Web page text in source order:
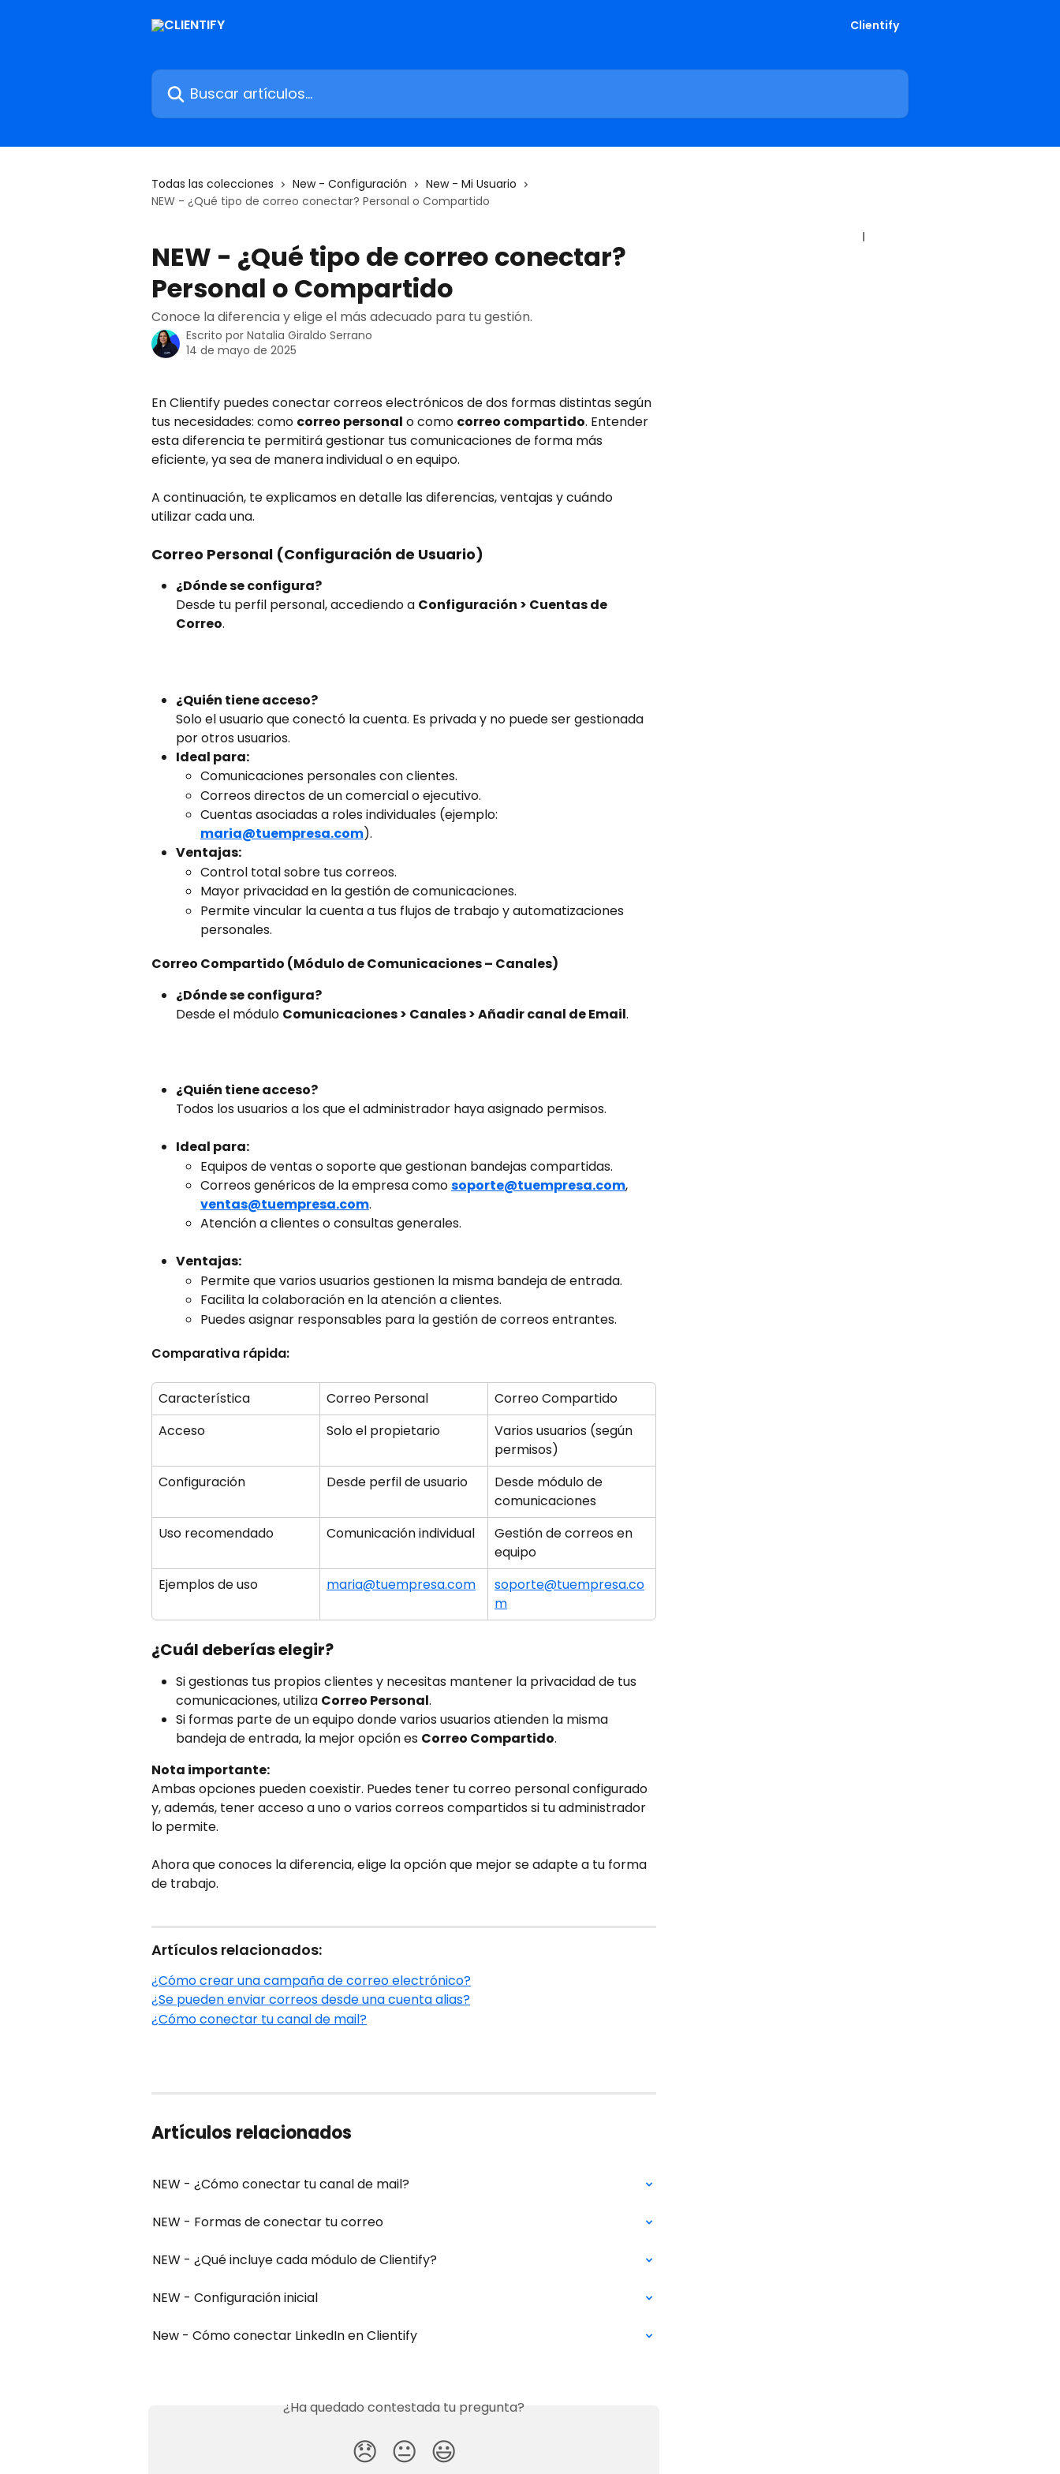
Clientify
Buscar artículos...
Todas las colecciones New - Configuración
New - Mi Usuario
NEW - ¿Qué tipo de correo conectar? Personal o Compartido
NEW - ¿Qué tipo de correo conectar?
Personal o Compartido
Conoce la diferencia y elige el más adecuado para tu gestión.
Escrito por Natalia Giraldo Serrano
14 de mayo de 2025
En Clientify puedes conectar correos electrónicos de dos formas distintas según
tus necesidades: como correo personal o como correo compartido. Entender
esta diferencia te permitirá gestionar tus comunicaciones de forma más
eficiente, ya sea de manera individual o en equipo.
A continuación, te explicamos en detalle las diferencias, ventajas y cuándo
utilizar cada una.
Correo Personal (Configuración de Usuario)
¿Dónde se configura?
Desde tu perfil personal, accediendo a Configuración > Cuentas de
Correo.
¿Quién tiene acceso?
Solo el usuario que conectó la cuenta. Es privada y no puede ser gestionada
por otros usuarios.
Ideal para:
Comunicaciones personales con clientes.
Correos directos de un comercial o ejecutivo.
Cuentas asociadas a roles individuales (ejemplo:
maria@tuempresa.com).
Ventajas:
Control total sobre tus correos.
Mayor privacidad en la gestión de comunicaciones.
Permite vincular la cuenta a tus flujos de trabajo y automatizaciones
personales.
Correo Compartido (Módulo de Comunicaciones – Canales)
¿Dónde se configura?
Desde el módulo Comunicaciones > Canales > Añadir canal de Email.
¿Quién tiene acceso?
Todos los usuarios a los que el administrador haya asignado permisos.
Ideal para:
Equipos de ventas o soporte que gestionan bandejas compartidas.
Correos genéricos de la empresa como soporte@tuempresa.com,
ventas@tuempresa.com.
Atención a clientes o consultas generales.
Ventajas:
Permite que varios usuarios gestionen la misma bandeja de entrada.
Facilita la colaboración en la atención a clientes.
Puedes asignar responsables para la gestión de correos entrantes.
Comparativa rápida:
Característica Correo Personal
Correo Compartido
Acceso
Solo el propietario
Varios usuarios (según
permisos)
Configuración
Desde perfil de usuario
Desde módulo de
comunicaciones
Uso recomendado
Comunicación individual
Gestión de correos en
equipo
Ejemplos de uso
maria@tuempresa.com
soporte@tuempresa.co
m
¿Cuál deberías elegir?
Si gestionas tus propios clientes y necesitas mantener la privacidad de tus
comunicaciones, utiliza Correo Personal.
Si formas parte de un equipo donde varios usuarios atienden la misma
bandeja de entrada, la mejor opción es Correo Compartido.
Nota importante:
Ambas opciones pueden coexistir. Puedes tener tu correo personal configurado
y, además, tener acceso a uno o varios correos compartidos si tu administrador
lo permite.
Ahora que conoces la diferencia, elige la opción que mejor se adapte a tu forma
de trabajo.
Artículos relacionados:
¿Cómo crear una campaña de correo electrónico?
¿Se pueden enviar correos desde una cuenta alias?
¿Cómo conectar tu canal de mail?
Artículos relacionados
NEW - ¿Cómo conectar tu canal de mail?
NEW - Formas de conectar tu correo
NEW - ¿Qué incluye cada módulo de Clientify?
NEW - Configuración inicial
New - Cómo conectar LinkedIn en Clientify
¿Ha quedado contestada tu pregunta?
😞 😐 😃